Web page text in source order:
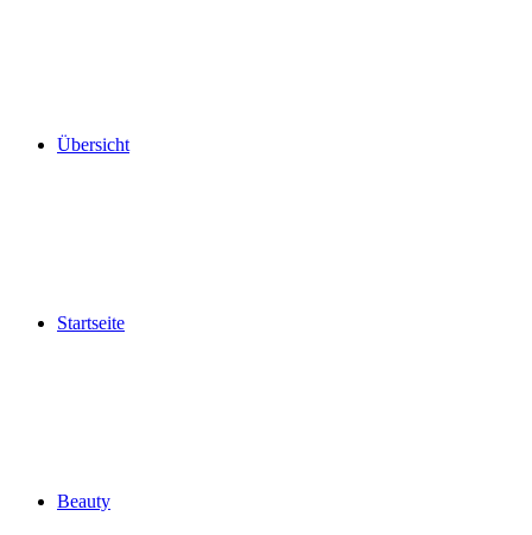
Übersicht
Startseite
Beauty